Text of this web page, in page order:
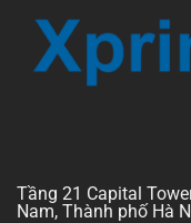
Tầng 21 Capital
Nam, Thành phố Hà